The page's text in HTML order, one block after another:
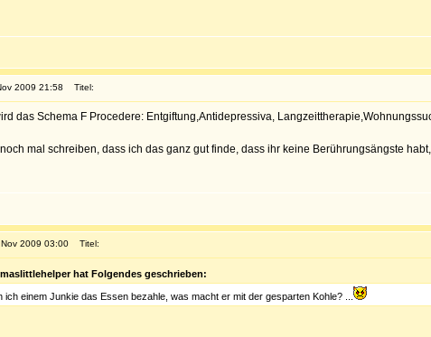
2009 21:58 Titel:
das Schema F Procedere: Entgiftung,Antidepressiva,
mal schreiben, dass ich das ganz gut finde, dass ihr keine Berührungsängste
2009 03:00 Titel:
hat Folgendes geschrieben:
ich einem Junkie das Essen bezahle, was macht er mit der gesparten Kohle? ...